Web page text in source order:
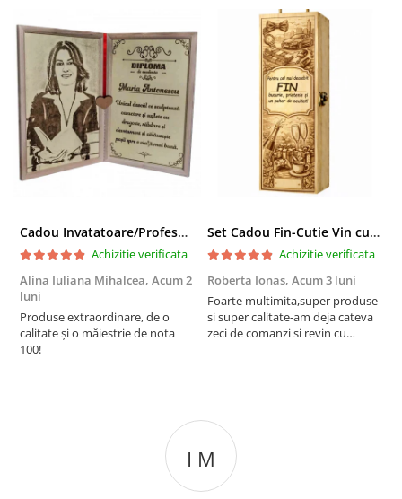
Cadou Invatatoare/Profesoara/Educatoare "Catalogul Amintirilor"
Achizitie verificata
Alina Iuliana Mihalcea, Acum 2
luni
Produse extraordinare, de o
calitate și o măiestrie de nota
100!
Set Cadou Fin-Cutie Vin cu Vin si Breloc Personalizate
Achizitie verificata
Roberta Ionas, Acum 3 luni
Foarte multimita,super produse
si super calitate-am deja cateva
zeci de comanzi si revin cu
I M